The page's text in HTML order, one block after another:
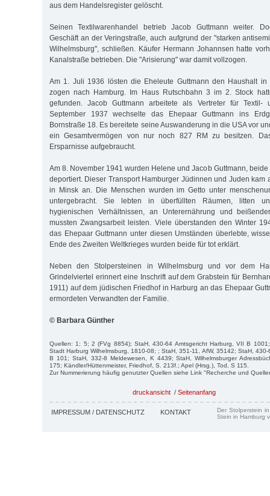
aus dem Handelsregister gelöscht.
Seinen Textilwarenhandel betrieb Jacob Guttmann weiter.
Geschäft an der Veringstraße, auch aufgrund der "starken
Wilhelmsburg", schließen. Käufer Hermann Johannsen hatte
Kanalstraße betrieben. Die "Arisierung" war damit vollzogen.
Am 1. Juli 1936 lösten die Eheleute Guttmann den Haushalt in
zogen nach Hamburg. Im Haus Rutschbahn 3 im 2. Stock
gefunden. Jacob Guttmann arbeitete als Vertreter für Textil-
September 1937 wechselte das Ehepaar Guttmann ins
Bornstraße 18. Es bereitete seine Auswanderung in die USA vor
ein Gesamtvermögen von nur noch 827 RM zu besitzen.
Ersparnisse aufgebraucht.
Am 8. November 1941 wurden Helene und Jacob Guttmann,
deportiert. Dieser Transport Hamburger Jüdinnen und Juden kam
in Minsk an. Die Menschen wurden im Getto unter
untergebracht. Sie lebten in überfüllten Räumen, litten
hygienischen Verhältnissen, an Unterernährung und
mussten Zwangsarbeit leisten. Viele überstanden den Winter
das Ehepaar Guttmann unter diesen Umständen überlebte,
Ende des Zweiten Weltkrieges wurden beide für tot erklärt.
Neben den Stolpersteinen in Wilhelmsburg und vor dem
Grindelviertel erinnert eine Inschrift auf dem Grabstein für
1911) auf dem jüdischen Friedhof in Harburg an das Ehepaar
ermordeten Verwandten der Familie.
© Barbara Günther
Quellen: 1; 5; 2 (FVg 8854); StaH, 430-64 Amtsgericht Harburg, VII B
Stadt Harburg Wilhelmsburg, 1810-08; ; StaH, 351-11, AfW, 35142; StaH,
B 101; StaH, 332-8 Meldewesen, K 4439; StaH, Wilhelmsburger
175; Kändler/Hüttenmeister, Friedhof, S. 213f.; Apel (Hrsg.), Tod, S 115.
Zur Nummerierung häufig genutzter Quellen siehe Link "Recherche und
druckansicht / Seitenanfang
IMPRESSUM / DATENSCHUTZ KONTAKT
Der Stolperstein
Stein in Hamburg